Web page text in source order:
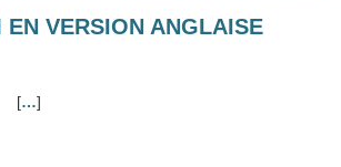
VERSION ANGLAISE
[…]